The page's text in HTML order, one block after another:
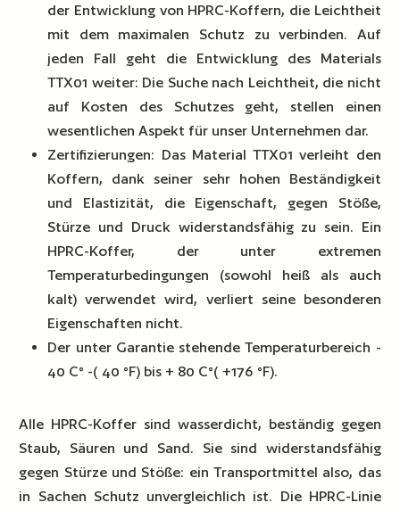
der Entwicklung von HPRC-Koffern, die Leichtheit
mit dem maximalen Schutz zu verbinden. Auf
jeden Fall geht die Entwicklung des Materials
TTX01 weiter: Die Suche nach Leichtheit, die nicht
auf Kosten des Schutzes geht, stellen einen
wesentlichen Aspekt für unser Unternehmen dar.
Zertifizierungen: Das Material TTX01 verleiht den
Koffern, dank seiner sehr hohen Beständigkeit
und Elastizität, die Eigenschaft, gegen Stöße,
Stürze und Druck widerstandsfähig zu sein. Ein
HPRC-Koffer, der unter extremen
Temperaturbedingungen (sowohl heiß als auch
kalt) verwendet wird, verliert seine besonderen
Eigenschaften nicht.
Der unter Garantie stehende Temperaturbereich -
40 C° -( 40 °F) bis + 80 C°( +176 °F).
Alle HPRC-Koffer sind wasserdicht, beständig gegen
Staub, Säuren und Sand. Sie sind widerstandsfähig
gegen Stürze und Stöße: ein Transportmittel also, das
in Sachen Schutz unvergleichlich ist. Die HPRC-Linie